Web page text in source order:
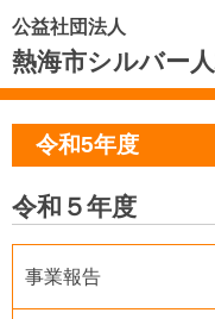
公益社団法人
熱海市シルバー
令和5年度
令和５年度
事業報告